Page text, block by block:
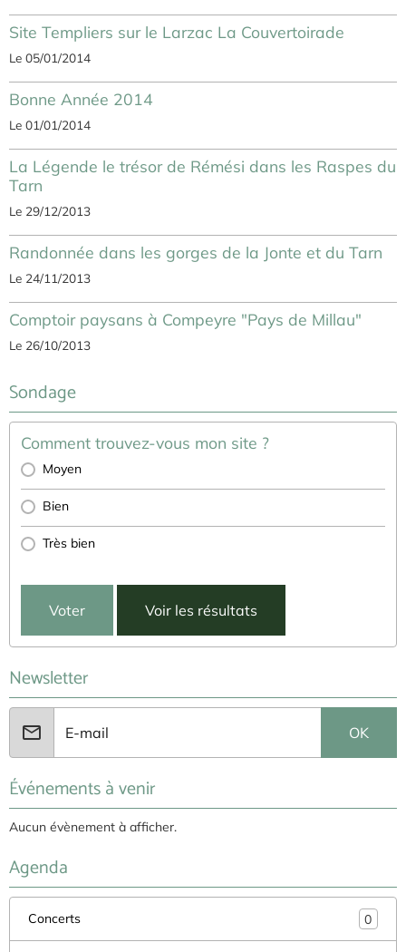
Site Templiers sur le Larzac La Couvertoirade
Le 05/01/2014
Bonne Année 2014
Le 01/01/2014
La Légende le trésor de Rémési dans les Raspes du
Tarn
Le 29/12/2013
Randonnée dans les gorges de la Jonte et du Tarn
Le 24/11/2013
Comptoir paysans à Compeyre "Pays de Millau"
Le 26/10/2013
Sondage
Comment trouvez-vous mon site ?
Moyen
Bien
Très bien
Voter Voir les résultats
Newsletter
OK
Événements à venir
Aucun évènement à afficher.
Agenda
Concerts 0